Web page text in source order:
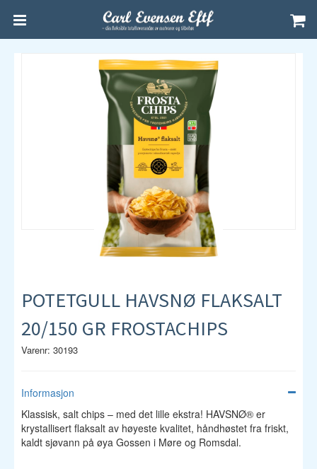
POTETGULL HAVSNØ FLAKSALT
20/150 GR FROSTACHIPS
Varenr: 30193
Informasjon
Klassisk, salt chips – med det lille ekstra! HAVSNØ® er
krystallisert flaksalt av høyeste kvalitet, håndhøstet fra friskt,
kaldt sjøvann på øya Gossen i Møre og Romsdal.